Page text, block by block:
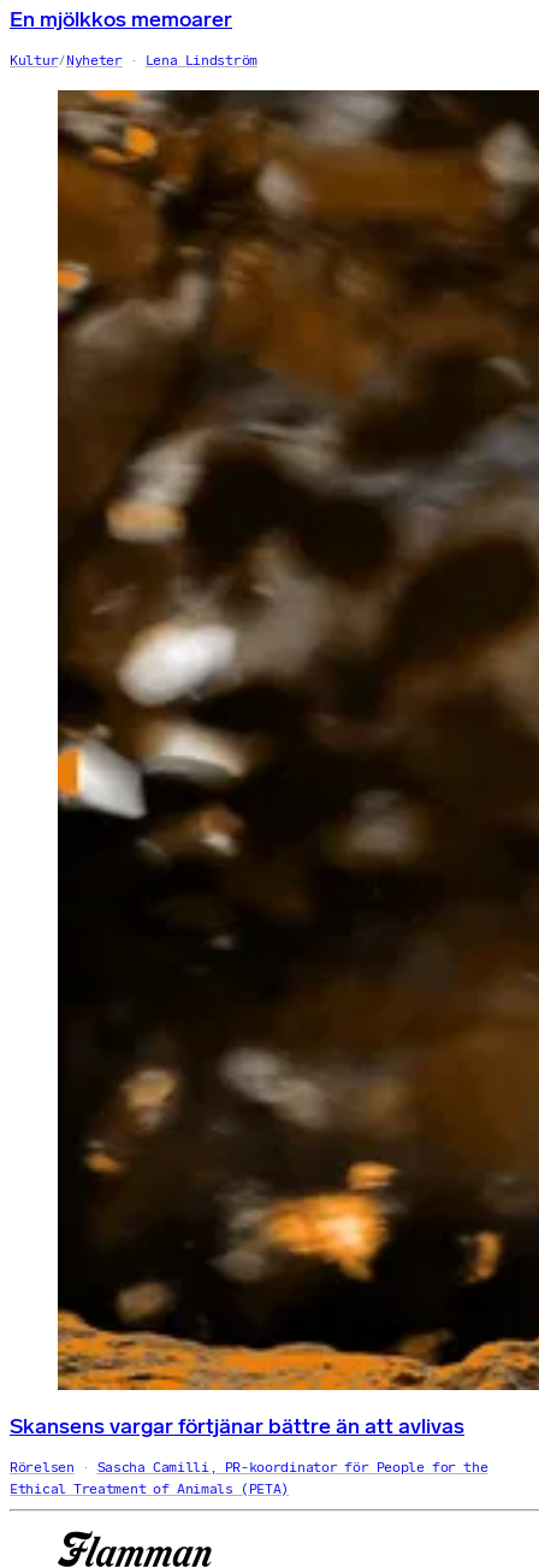
En mjölkkos memoarer
Kultur/Nyheter Lena Lindström
Skansens vargar förtjänar bättre än att avlivas
Rörelsen
Sascha Camilli, PR-koordinator för People for the
Ethical Treatment of Animals (PETA)